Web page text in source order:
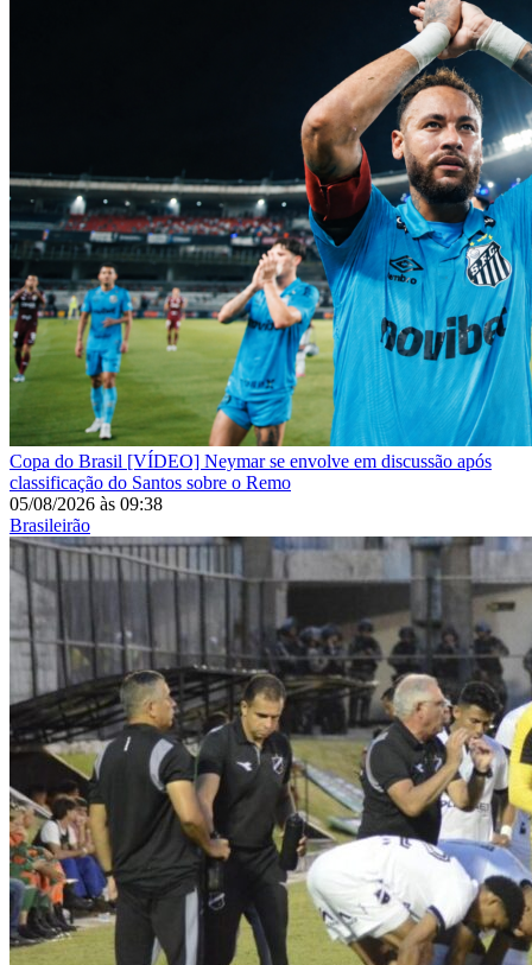
Copa do Brasil [VÍDEO] Neymar se envolve em discussão após
classificação do Santos sobre o Remo
05/08/2026 às 09:38
Brasileirão